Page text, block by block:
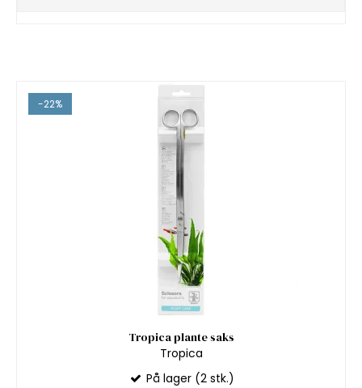
-22%
Tropica plante saks
Tropica
På lager (2 stk.)